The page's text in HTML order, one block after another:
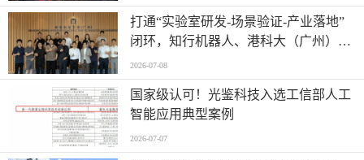
打通“实验室研发-场景验证-产业落地”
闭环，知行机器人、港科大（广州）、
北京粤电三方联合解锁城市服务机器人
规模化应用
2026-07-08
国家级认可！光鉴科技入选工信部人工
智能应用典型案例
2026-07-07